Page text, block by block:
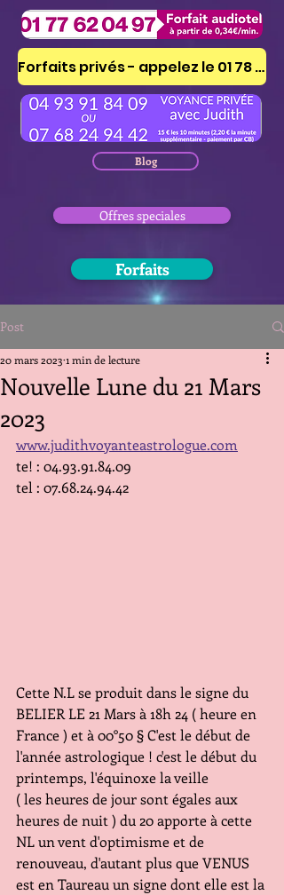
Blog
Offres speciales
Forfaits
Forfaits privés - appelez le 01 78 41 53 51
Post
Nouvelle Lune du 21 Mars
2023
20 mars 2023 1 min de lecture
www.judithvoyanteastrologue.com
te! : 04.93.91.84.09
tel : 07.68.24.94.42
Cette N.L se produit dans le signe du
BELIER LE 21 Mars à 18h 24 ( heure en
France ) et à 00°50 § C'est le début de
l'année astrologique ! c'est le début du
printemps, l'équinoxe la veille
( les heures de jour sont égales aux
heures de nuit ) du 20 apporte à cette
NL un vent d'optimisme et de
renouveau, d'autant plus que VENUS
est en Taureau un signe dont elle est la